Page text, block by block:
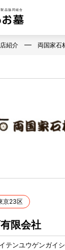
紹介 両国家石
京23区
限会社
テンユウゲンガイ